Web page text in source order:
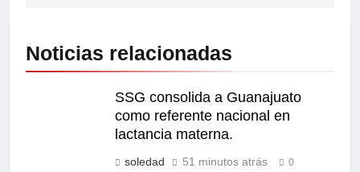
Noticias relacionadas
SSG consolida a Guanajuato
como referente nacional en
lactancia materna.
soledad 51 minutos atrás 0